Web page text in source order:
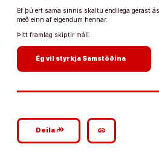
Ef þú ert sama sinnis skaltu endilega gerast
með einn af eigendum hennar.
Þitt framlag skiptir máli.
Ég vil styrkja Samstöðina
Deilagoogle_plus_reshare link